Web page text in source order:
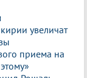
увеличат
приема на